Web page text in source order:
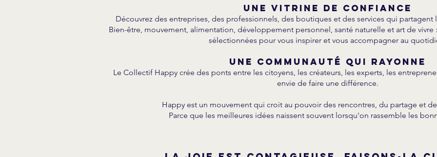
Une vitrine de confiance
Découvrez des entreprises, des professionnels, des boutiques et des services qui partagent
Bien-être, mouvement, alimentation, développement personnel, santé naturelle et art de vivre
sélectionnées pour vous inspirer et vous accompagner au
Une communauté qui rayonne
Le Collectif Happy crée des ponts entre les citoyens, les créateurs, les experts, les
envie de faire une différence.
Happy est un mouvement qui croit au pouvoir des rencontres, du partage et
Parce que les meilleures idées naissent souvent lorsqu'on rassemble les